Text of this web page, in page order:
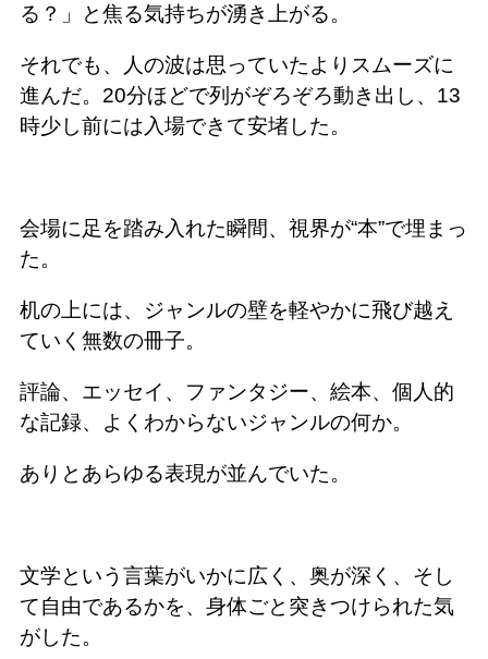
る？」
と焦る気持ちが湧き上がる。
それでも、人の波は思っていたよりスムーズに
進んだ。20分ほどで列がぞろぞろ動き出し、13
時少し前には入場できて安堵した。
会場に足を踏み入れた瞬間、視界が“本”で埋まっ
た。
机の上には、ジャンルの壁を軽やかに飛び越え
ていく無数の冊子。
評論、エッセイ、ファンタジー、 絵本、 個人的
な記録、よくわからないジャンルの何か。
ありとあらゆる表現が並んでいた。
文学という言葉がいかに広く、奥が深く、そし
て自由であるかを、身体ごと突きつけられた気
がした。